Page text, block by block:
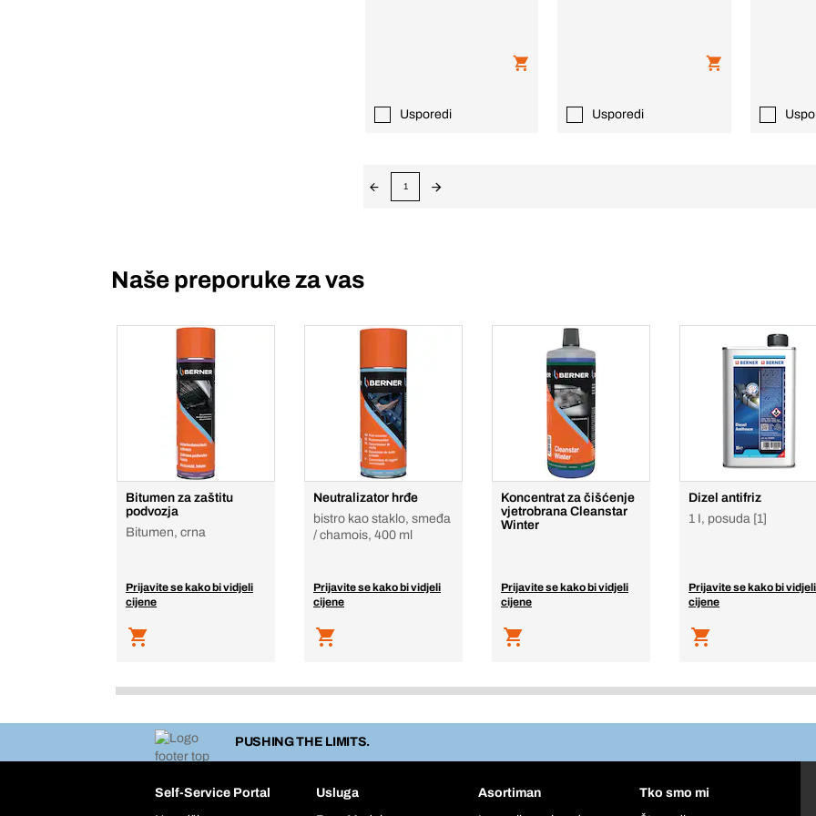
Usporedi Usporedi
1
Naše preporuke za vas
Bitumen za zaštitu
podvozja
Bitumen, crna
Prijavite se kako bi vidjeli
cijene
Neutralizator hrđe
bistro kao staklo, smeđa
/ chamois, 400 ml
Prijavite se kako bi vidjeli
cijene
Koncentrat za čišćenje
vjetrobrana Cleanstar
Winter
Prijavite se kako bi vidjeli
cijene
Dizel antifriz
1 I, posuda [1]
Prijavite se kako bi vidjeli
cijene
PUSHING THE LIMITS.
Self-Service Portal
Usluga
Asortiman
Tko smo mi